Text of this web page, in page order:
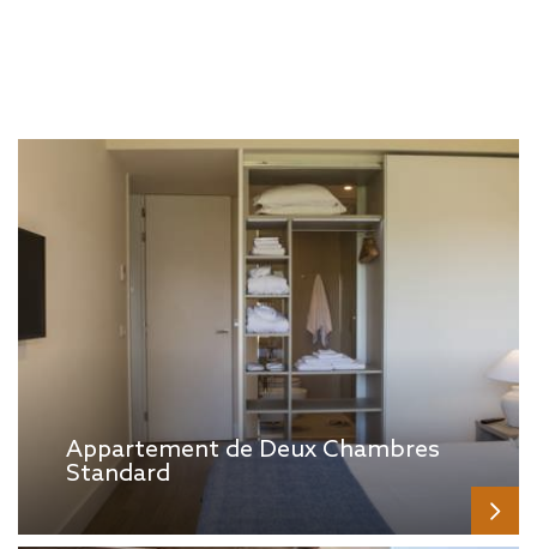
Appartement de Deux Chambres
Standard